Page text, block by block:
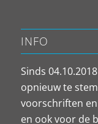
INFO
Sinds
opnieuw te
voorschriften
en ook voor de